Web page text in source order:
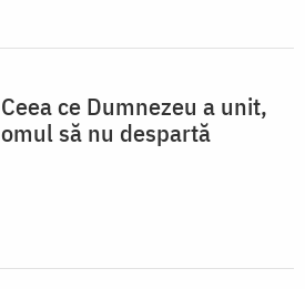
Ceea ce Dumnezeu a unit,
omul să nu despartă